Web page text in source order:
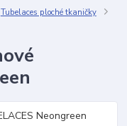
Tubelaces ploché tkaničky